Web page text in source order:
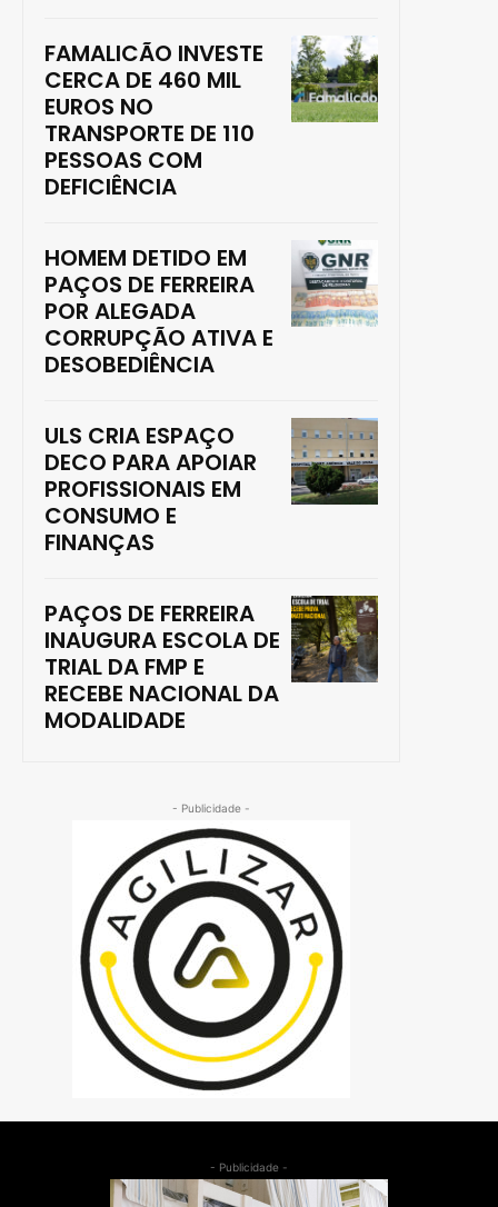
FAMALICÃO INVESTE
CERCA DE 460 MIL
EUROS NO
TRANSPORTE DE 110
PESSOAS COM
DEFICIÊNCIA
HOMEM DETIDO EM
PAÇOS DE FERREIRA
POR ALEGADA
CORRUPÇÃO ATIVA E
DESOBEDIÊNCIA
ULS CRIA ESPAÇO
DECO PARA APOIAR
PROFISSIONAIS EM
CONSUMO E
FINANÇAS
PAÇOS DE FERREIRA
INAUGURA ESCOLA DE
TRIAL DA FMP E
RECEBE NACIONAL DA
MODALIDADE
- Publicidade -
- Publicidade -